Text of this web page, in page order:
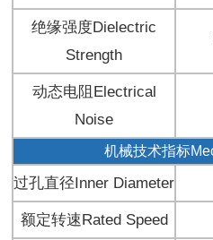
绝缘强度Dielectric
Strength
动态电阻Electrical
Noise
机械技术指标
过孔直径Inner Diameter
额定转速Rated Speed